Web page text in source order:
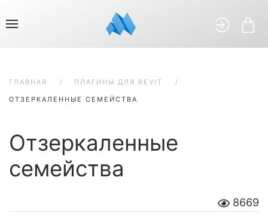
ГЛАВНАЯ ПЛАГИНЫ ДЛЯ REVIT
ОТЗЕРКАЛЕННЫЕ СЕМЕЙСТВА
Отзеркаленные
семейства
8669